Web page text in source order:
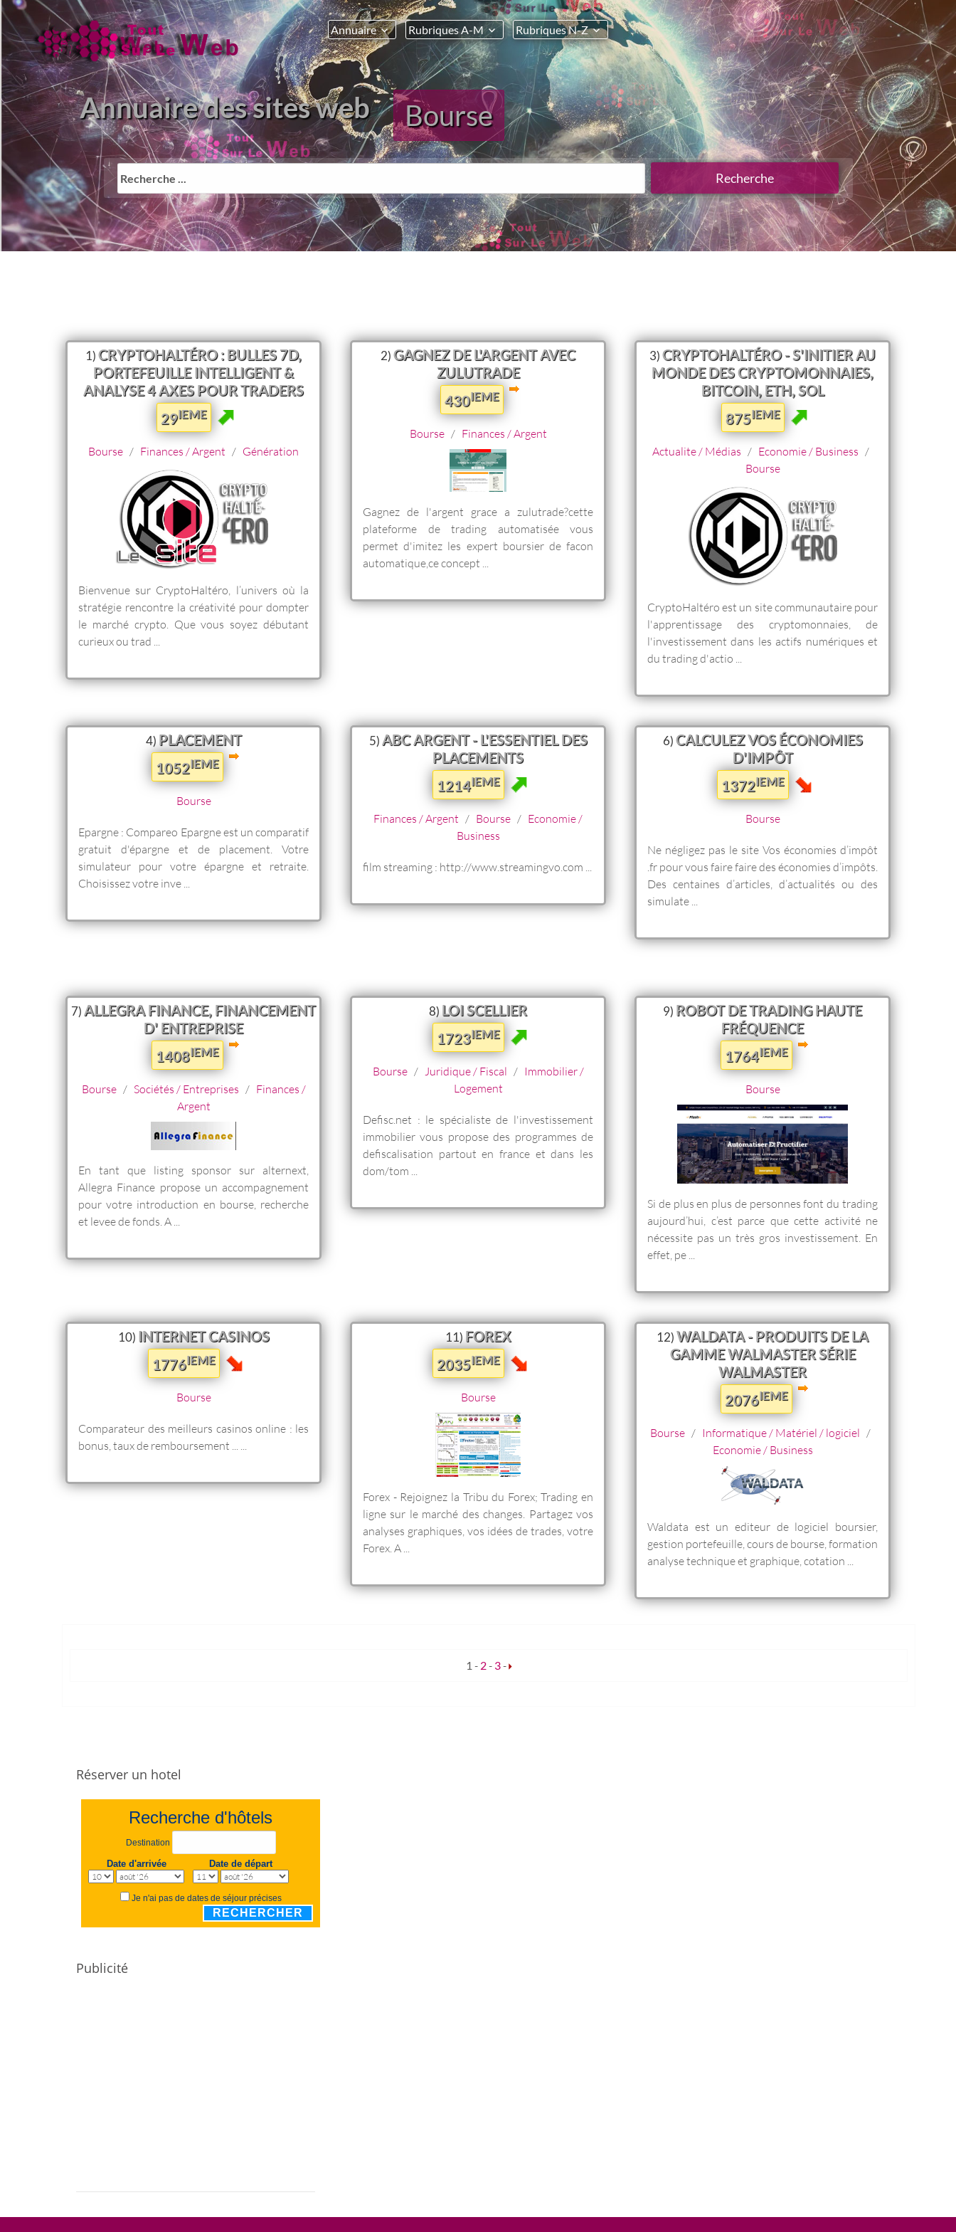
Annuaire Rubriques A-M Rubriques N-Z
Annuaire des sites web Bourse
1)CRYPTOHALTÉRO : BULLES 7D,
PORTEFEUILLE INTELLIGENT &
ANALYSE 4 AXES POUR TRADERS
29IEME
Bourse / Finances / Argent / Génération
Bienvenue sur CryptoHaltéro, l’univers où la
stratégie rencontre la créativité pour dompter
le marché crypto. Que vous soyez débutant
curieux ou trad ...
2)GAGNEZ DE L'ARGENT AVEC
ZULUTRADE
430IEME
Bourse/ Finances / Argent
Gagnez de l'argent grace a zulutrade?cette
plateforme de trading automatisée vous
permet d'imitez les expert boursier de facon
automatique,ce concept ...
3)CRYPTOHALTÉRO - S'INITIER AU
MONDE DES CRYPTOMONNAIES,
BITCOIN, ETH, SOL
875IEME
Actualite / Médias / Economie / Business /
Bourse
CryptoHaltéro est un site communautaire pour
l'apprentissage des cryptomonnaies, de
l'investissement dans les actifs numériques et
du trading d'actio ...
4) PLACEMENT
1052IEME
Bourse
Epargne : Compareo Epargne est un comparatif
gratuit d'épargne et de placement. Votre
simulateur pour votre épargne et retraite.
Choisissez votre inve ...
5)ABC ARGENT - L'ESSENTIEL DES
PLACEMENTS
1214IEME
Finances / Argent / Bourse / Economie /
Business
film streaming : http://www.streamingvo.com ...
6)CALCULEZ VOS ÉCONOMIES
D'IMPÔT
1372IEME
Bourse
Ne négligez pas le site Vos économies d’impôt
.fr pour vous faire faire des économies d’impôts.
Des centaines d’articles, d’actualités ou des
simulate ...
7)ALLEGRA FINANCE, FINANCEMENT
D' ENTREPRISE
1408IEME
Bourse/ Sociétés / Entreprises / Finances /
Argent
En tant que listing sponsor sur alternext,
Allegra Finance propose un accompagnement
pour votre introduction en bourse, recherche
et levee de fonds. A ...
8) LOI SCELLIER
1723IEME
Bourse/ Juridique / Fiscal / Immobilier /
Logement
Defisc.net : le spécialiste de l'investissement
immobilier vous propose des programmes de
defiscalisation partout en france et dans les
dom/tom ...
9) ROBOT DE TRADING HAUTE
FRÉQUENCE
1764IEME
Bourse
Si de plus en plus de personnes font du trading
aujourd’hui, c’est parce que cette activité ne
nécessite pas un très gros investissement. En
effet, pe ...
10) INTERNET CASINOS
1776IEME
Bourse
Comparateur des meilleurs casinos online : les
bonus, taux de remboursement ... ...
11) FOREX
2035IEME
Bourse
Forex - Rejoignez la Tribu du Forex; Trading en
ligne sur le marché des changes. Partagez vos
analyses graphiques, vos idées de trades, votre
Forex. A ...
12)WALDATA - PRODUITS DE LA
GAMME WALMASTER SÉRIE
WALMASTER
2076IEME
Bourse / Informatique / Matériel / logiciel /
Economie / Business
Waldata est un editeur de logiciel boursier,
gestion portefeuille, cours de bourse, formation
analyse technique et graphique, cotation ...
1 - 2- 3-
Réserver un hotel
Recherche d'hôtels
Destination
Date d'arrivée Date de départ
Je n'ai pas de dates de séjour précises
RECHERCHER
Publicité